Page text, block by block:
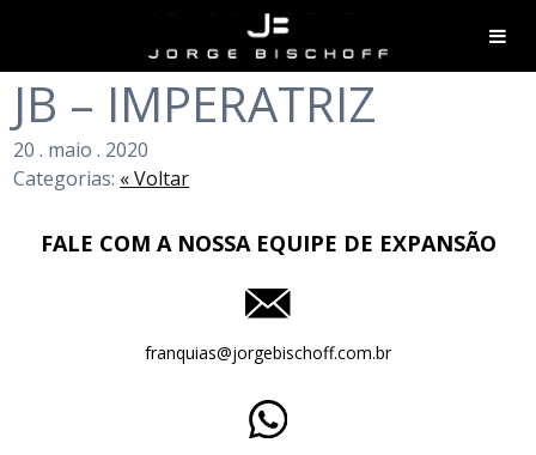
JB – IMPERATRIZ
20 . maio . 2020
Categorias: « Voltar
FALE COM A NOSSA EQUIPE DE EXPANSÃO
franquias@jorgebischoff.com.br